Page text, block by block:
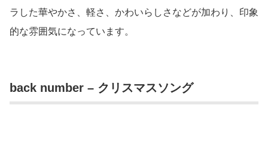
ラした華やかさ、軽さ、かわいらしさなどが加わり、印象
的な雰囲気になっています。
back number – クリスマスソング